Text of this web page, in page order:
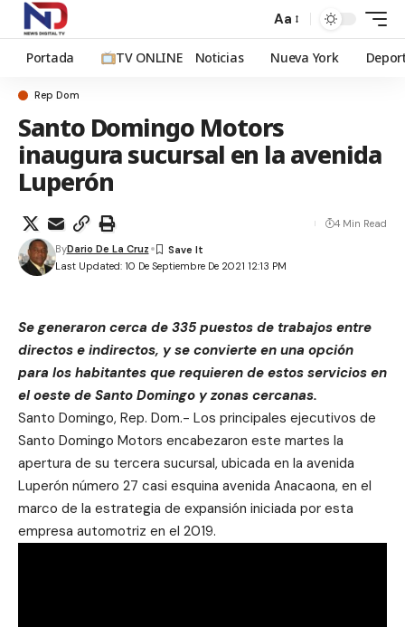
Aa
Portada TV ONLINE Noticias Nueva York
Rep Dom
Santo Domingo Motors
inaugura sucursal en la avenida
Luperón
Last Updated: 10 De Septiembre De 2021 12:13 PM
ByDario De La Cruz
4 Min Read
Se generaron cerca de 335 puestos de trabajos entre
directos e indirectos, y se convierte en una opción
para los habitantes que requieren de estos servicios en
el oeste de Santo Domingo y zonas cercanas.
Santo Domingo, Rep. Dom.- Los principales ejecutivos de
Santo Domingo Motors encabezaron este martes la
apertura de su tercera sucursal, ubicada en la avenida
Luperón número 27 casi esquina avenida Anacaona, en el
marco de la estrategia de expansión iniciada por esta
empresa automotriz en el 2019.